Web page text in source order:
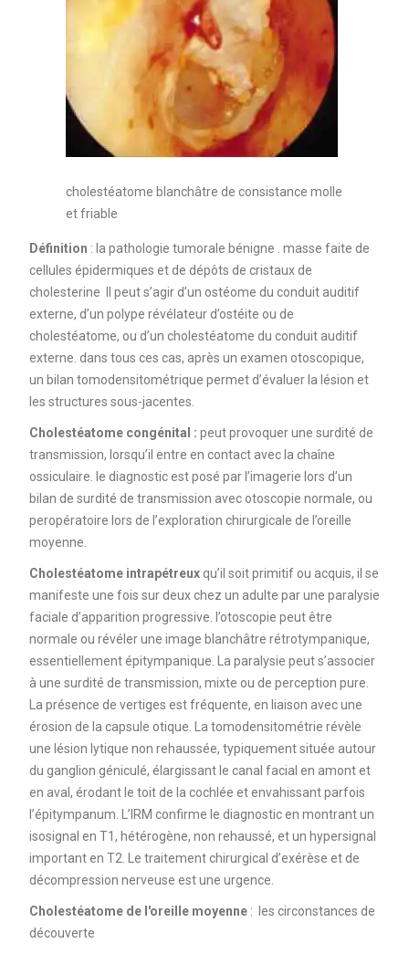
cholestéatome blanchâtre de consistance molle
et friable
Définition : la pathologie tumorale bénigne . masse faite de
cellules épidermiques et de dépôts de cristaux de
cholesterine Il peut s’agir d’un ostéome du conduit auditif
externe, d’un polype révélateur d’ostéite ou de
cholestéatome, ou d’un cholestéatome du conduit auditif
externe. dans tous ces cas, après un examen otoscopique,
un bilan tomodensitométrique permet d’évaluer la lésion et
les structures sous-jacentes.
Cholestéatome congénital : peut provoquer une surdité de
transmission, lorsqu’il entre en contact avec la chaîne
ossiculaire. le diagnostic est posé par l’imagerie lors d’un
bilan de surdité de transmission avec otoscopie normale, ou
peropératoire lors de l’exploration chirurgicale de l’oreille
moyenne.
Cholestéatome intrapétreux qu’il soit primitif ou acquis, il se
manifeste une fois sur deux chez un adulte par une paralysie
faciale d’apparition progressive. l’otoscopie peut être
normale ou révéler une image blanchâtre rétrotympanique,
essentiellement épitympanique. La paralysie peut s’associer
à une surdité de transmission, mixte ou de perception pure.
La présence de vertiges est fréquente, en liaison avec une
érosion de la capsule otique. La tomodensitométrie révèle
une lésion lytique non rehaussée, typiquement située autour
du ganglion géniculé, élargissant le canal facial en amont et
en aval, érodant le toit de la cochlée et envahissant parfois
l’épitympanum. L’IRM confirme le diagnostic en montrant un
isosignal en T1, hétérogène, non rehaussé, et un hypersignal
important en T2. Le traitement chirurgical d’exérèse et de
décompression nerveuse est une urgence.
Cholestéatome de l'oreille moyenne: les circonstances de
découverte